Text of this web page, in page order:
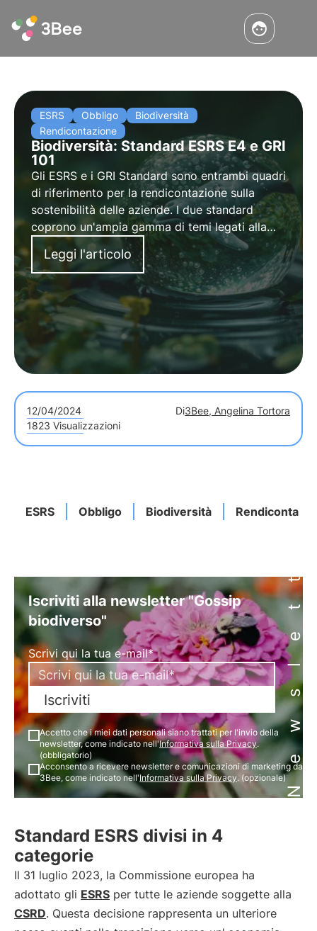
ESRS Obbligo
Biodiversità
Rendicontazione
Biodiversità: Standard ESRS E4 e GRI
101
Gli ESRS e i GRI Standard sono entrambi quadri
di riferimento per la rendicontazione sulla
sostenibilità delle aziende. I due standard
coprono un'ampia gamma di temi legati alla
sostenibilità, tra cui la biodiversità.
Analizziamo in questo articolo le differenze tra
i due standard.
Leggi l'articolo
12/04/2024 Di3Bee, Angelina Tortora
1823 Visualizzazioni
ESRS Obbligo Biodiversità Newsletter
Iscriviti alla newsletter "Gossip
biodiverso"
Scrivi qui la tua e-mail*
Iscriviti
Accetto che i miei dati personali siano trattati per l'invio della
newsletter, come indicato nell'Informativa sulla Privacy.
(obbligatorio)
Acconsento a ricevere newsletter e comunicazioni di marketing da
3Bee, come indicato nell'Informativa sulla Privacy. (opzionale)
Standard ESRS divisi in 4
categorie
Il 31 luglio 2023, la Commissione europea ha
adottato gli ESRS per tutte le aziende soggette alla
CSRD. Questa decisione rappresenta un ulteriore